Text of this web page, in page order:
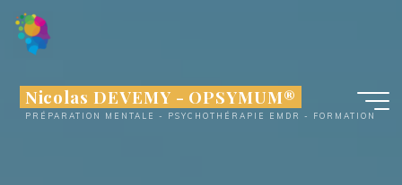
Aller
contenu
Nicolas DEVEMY - OPSYMUM®
PRÉPARATION MENTALE - PSYCHOTHÉRAPIE EMDR - FORMATION